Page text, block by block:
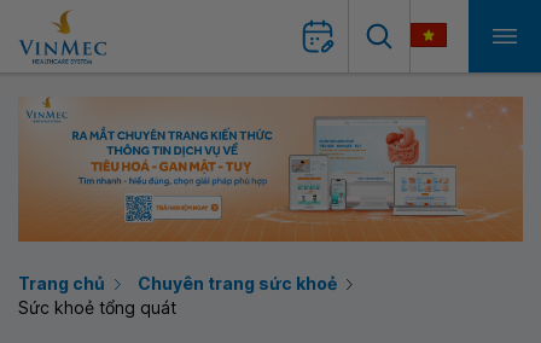
Trang chủ
Chuyên trang sức khoẻ
Sức khoẻ tổng quát